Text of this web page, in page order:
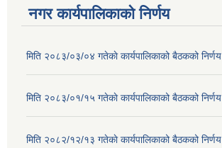
नगर कार्यपालिकाको निर्णय
मिति २०८३/०३/०४ गतेकाे कार्यपालिकाको बैठकको निर्णय
मिति २०८३/०१/१५ गतेकाे कार्यपालिकाको बैठकको निर्णय
मिति २०८२/१२/१३ गतेकाे कार्यपालिकाको बैठकको निर्णय